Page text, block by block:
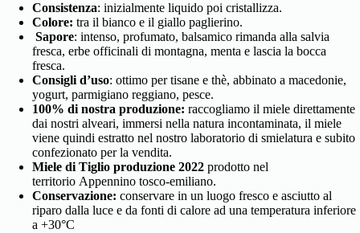
Consistenza: inizialmente liquido poi cristallizza.
Colore: tra il bianco e il giallo paglierino.
Sapore: intenso, profumato, balsamico rimanda alla salvia
fresca, erbe officinali di montagna, menta e lascia la bocca
fresca.
Consigli d’uso: ottimo per tisane e thè, abbinato a macedonie,
yogurt, parmigiano reggiano, pesce.
100% di nostra produzione: raccogliamo il miele direttamente
dai nostri alveari, immersi nella natura incontaminata, il miele
viene quindi estratto nel nostro laboratorio di smielatura e subito
confezionato per la vendita.
Miele di Tiglio produzione 2022 prodotto nel
territorio Appennino tosco-emiliano.
Conservazione: conservare in un luogo fresco e asciutto al
riparo dalla luce e da fonti di calore ad una temperatura inferiore
a +30°C